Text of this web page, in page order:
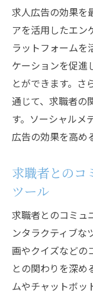
求人広告の効果を
アを活用したエン
ラットフォームを
ケーションを促進
とができます。さ
通じて、求職者の
す。ソーシャルメ
広告の効果を高め
求職者とのコ
ツール
求職者とのコミュ
ンタラクティブな
画やクイズなどの
との関わりを深め
ムやチャットボッ